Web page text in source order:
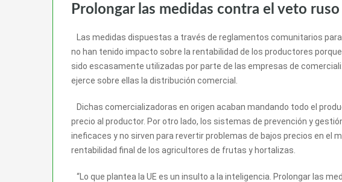
Prolongar las medidas contra el veto
Las medidas dispuestas a través de reglamentos comunitarios para
no han tenido impacto sobre la rentabilidad de los productores
sido escasamente utilizadas por parte de las empresas de
ejerce sobre ellas la distribución comercial.
Dichas comercializadoras en origen acaban mandando todo el
precio al productor. Por otro lado, los sistemas de prevención y
ineficaces y no sirven para revertir problemas de bajos precios en el
rentabilidad final de los agricultores de frutas y hortalizas.
“Lo que plantea la UE es un insulto a la inteligencia. Prolongar las